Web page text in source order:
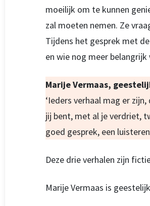
moeilijk om te kunnen
zal moeten nemen. Ze
Tijdens het gesprek met
en wie nog meer
Marije Vermaas,
‘Ieders verhaal mag er
jij bent, met al je verdriet,
goed gesprek, een
Deze drie verhalen zijn
Marije Vermaas is